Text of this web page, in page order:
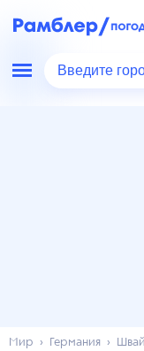
Введите
Мир Германия